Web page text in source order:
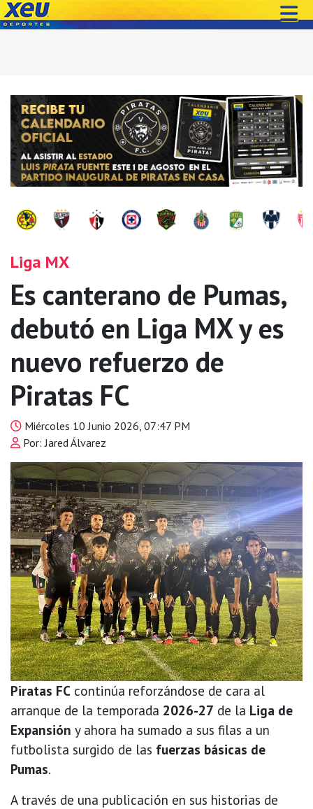
Liga MX
Es canterano de Pumas,
debutó en Liga MX y es
nuevo refuerzo de
Piratas FC
Miércoles 10 Junio 2026, 07:47 PM
Por: Jared Álvarez
Piratas FC continúa reforzándose de cara al
arranque de la temporada 2026-27 de la Liga de
Expansión y ahora ha sumado a sus filas a un
futbolista surgido de las fuerzas básicas de
Pumas.
A través de una publicación en sus historias de